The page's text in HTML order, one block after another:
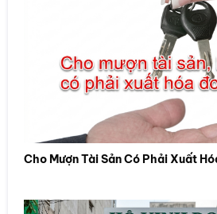
Cho Mượn Tài Sản Có Phải Xuất